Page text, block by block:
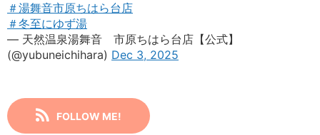
＃湯舞音市原ちはら台店
＃冬至にゆず湯
— 天然温泉湯舞音 市原ちはら台店【公式】
(@yubuneichihara) Dec 3, 2025
FOLLOW ME!